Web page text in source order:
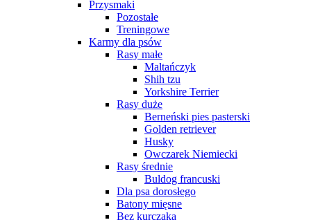
Przysmaki
Pozostałe
Treningowe
Karmy dla psów
Rasy małe
Maltańczyk
Shih tzu
Yorkshire Terrier
Rasy duże
Berneński pies pasterski
Golden retriever
Husky
Owczarek Niemiecki
Rasy średnie
Buldog francuski
Dla psa dorosłego
Batony mięsne
Bez kurczaka